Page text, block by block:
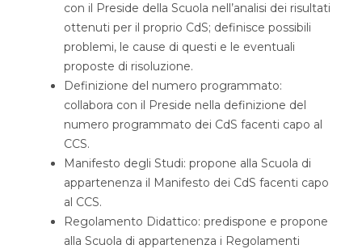
con il Preside della Scuola nell’analisi dei risultati
ottenuti per il proprio CdS; definisce possibili
problemi, le cause di questi e le eventuali
proposte di risoluzione.
Definizione del numero programmato:
collabora con il Preside nella definizione del
numero programmato dei CdS facenti capo al
CCS.
Manifesto degli Studi: propone alla Scuola di
appartenenza il Manifesto dei CdS facenti capo
al CCS.
Regolamento Didattico: predispone e propone
alla Scuola di appartenenza i Regolamenti